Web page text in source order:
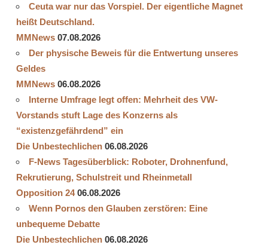
Ceuta war nur das Vorspiel. Der eigentliche Magnet
heißt Deutschland.
MMNews 07.08.2026
Der physische Beweis für die Entwertung unseres
Geldes
MMNews 06.08.2026
Interne Umfrage legt offen: Mehrheit des VW-
Vorstands stuft Lage des Konzerns als
“existenzgefährdend” ein
Die Unbestechlichen 06.08.2026
F-News Tagesüberblick: Roboter, Drohnenfund,
Rekrutierung, Schulstreit und Rheinmetall
Opposition 24 06.08.2026
Wenn Pornos den Glauben zerstören: Eine
unbequeme Debatte
Die Unbestechlichen 06.08.2026